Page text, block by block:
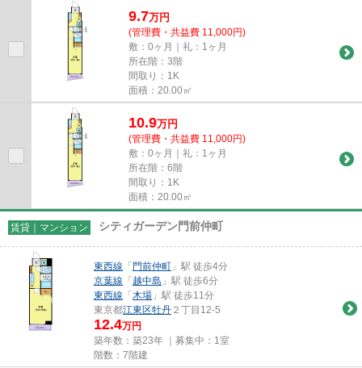
9.7万円
(管理費・共益費 11,000円)
敷：0ヶ月｜礼：1ヶ月
所在階：3階
間取り：1K
面積：20.00㎡
10.9万円
(管理費・共益費 11,000円)
敷：0ヶ月｜礼：1ヶ月
所在階：6階
間取り：1K
面積：20.00㎡
賃貸｜マンション シティガーデン門前仲町
東西線 「 門前仲町 」駅 徒歩4分
京葉線 「 越中島 」駅 徒歩6分
東西線 「 木場 」駅 徒歩11分
東京都江東区牡丹 ２丁目12-5
12.4万円
築年数：築23年 ｜募集中： 1室
階数：7階建